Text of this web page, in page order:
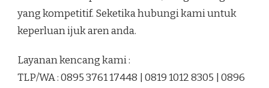
yang kompetitif. Seketika hubungi kami untuk
keperluan ijuk aren anda.
Layanan kencang kami :
TLP/WA : 0895 3761 17448 | 0819 1012 8305 | 0896